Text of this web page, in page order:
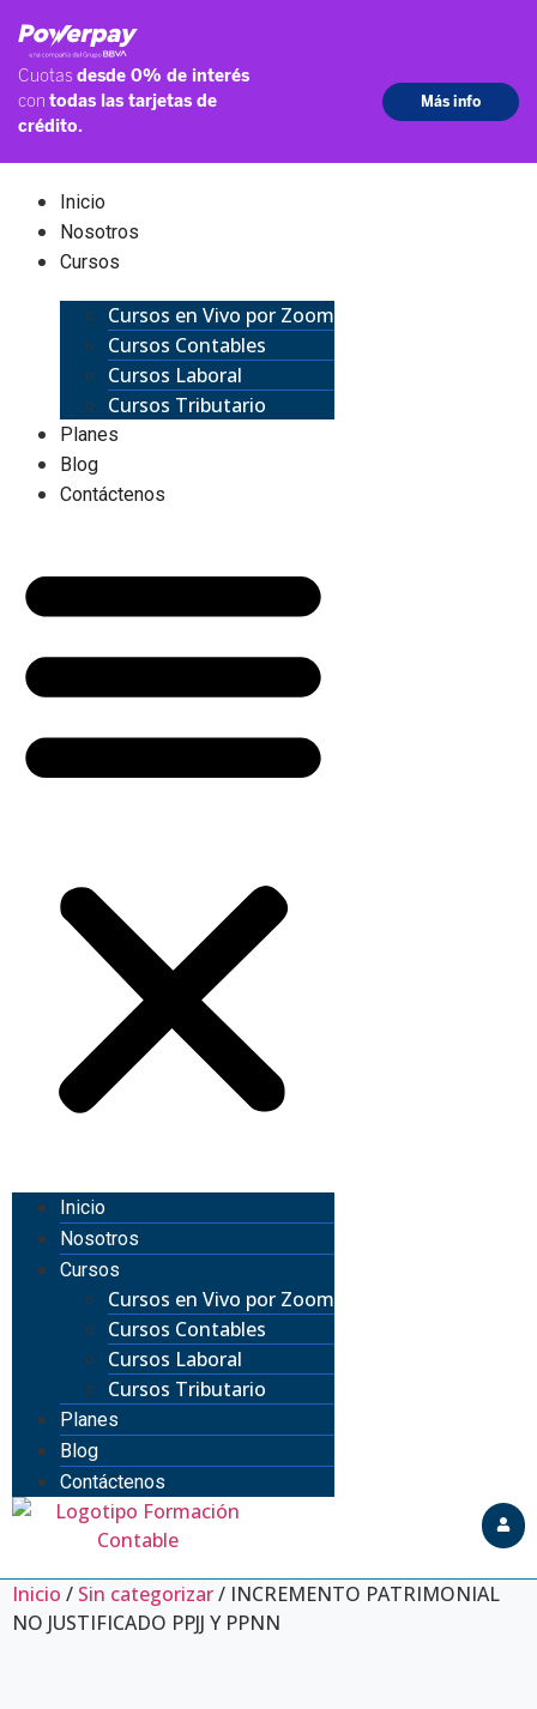
Inicio
Nosotros
Cursos
Cursos en Vivo por Zoom
Cursos Contables
Cursos Laboral
Cursos Tributario
Planes
Blog
Contáctenos
Inicio
Nosotros
Cursos
Cursos en Vivo por Zoom
Cursos Contables
Cursos Laboral
Cursos Tributario
Planes
Blog
Contáctenos
Inicio / Sin categorizar/ INCREMENTO PATRIMONIAL
NO JUSTIFICADO PPJJ Y PPNN